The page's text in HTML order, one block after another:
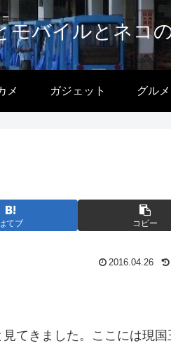
モバイルとネコ
メ ガジェット グルメ
てブ コピー
2016.04.26
てきました。ここには現